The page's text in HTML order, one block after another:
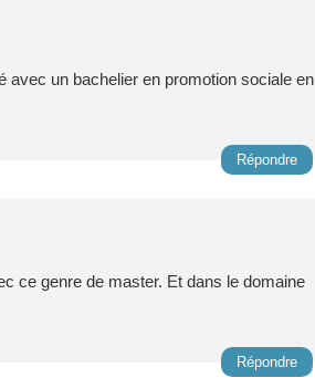
avec un bachelier en promotion sociale en
Répondre
ce genre de master. Et dans le domaine
Répondre